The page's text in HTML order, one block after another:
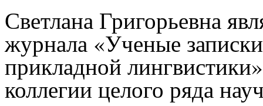
Светлана Григорьевна
журнала «Ученые
прикладной лингвистики
коллегии целого ряда